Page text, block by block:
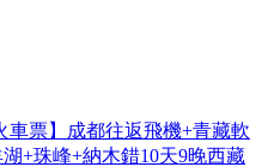
車票】成都往返飛機+青藏軟
+珠峰+納木錯10天9晚西藏